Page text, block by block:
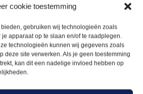
cookie toestemming
gebruiken wij technologieën zoals
apparaat op te slaan en/of te raadplegen.
technologieën kunnen wij gegevens zoals
deze site verwerken. Als je geen toestemming
kan dit een nadelige invloed hebben op
Dit maakt ze ideaal voor
gelegenheden.
van lounge meubels:
lekker zitten en
aan een gezellige sfeer.